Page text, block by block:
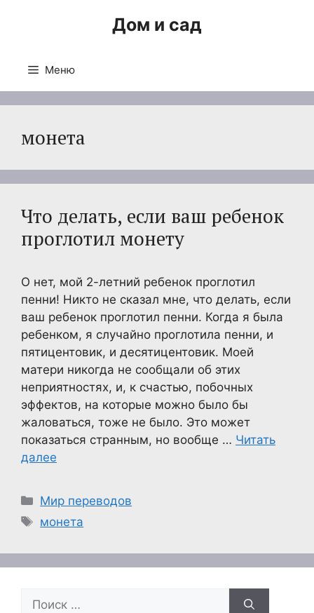
Дом и сад
Меню
монета
Что делать, если ваш ребенок
проглотил монету
О нет, мой 2-летний ребенок проглотил
пенни! Никто не сказал мне, что делать, если
ваш ребенок проглотил пенни. Когда я была
ребенком, я случайно проглотила пенни, и
пятицентовик, и десятицентовик. Моей
матери никогда не сообщали об этих
неприятностях, и, к счастью, побочных
эффектов, на которые можно было бы
жаловаться, тоже не было. Это может
показаться странным, но вообще … Читать
далее
Рубрики
Мир переводов
Метки
монета
Поиск: